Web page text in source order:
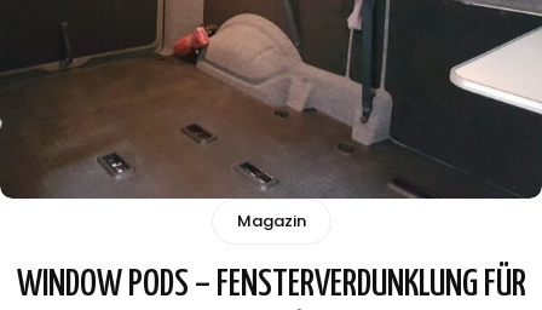
Magazin
WINDOW PODS – FENSTERVERDUNKLUNG FÜR